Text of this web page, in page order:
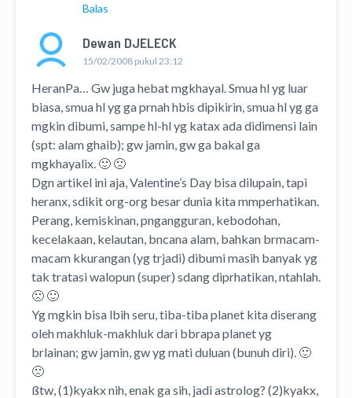
Balas
Dewan DJELECK
15/02/2008 pukul 23:12
HeranPa… Gw juga hebat mgkhayal. Smua hl yg luar
biasa, smua hl yg ga prnah hbis dipikirin, smua hl yg ga
mgkin dibumi, sampe hl-hl yg katax ada didimensi lain
(spt: alam ghaib); gw jamin, gw ga bakal ga
mgkhayalix. 🙂 🙁
Dgn artikel ini aja, Valentine’s Day bisa dilupain, tapi
heranx, sdikit org-org besar dunia kita mmperhatikan.
Perang, kemiskinan, pngangguran, kebodohan,
kecelakaan, kelautan, bncana alam, bahkan brmacam-
macam kkurangan (yg trjadi) dibumi masih banyak yg
tak tratasi walopun (super) sdang diprhatikan, ntahlah.
🙁 🙂
Yg mgkin bisa lbih seru, tiba-tiba planet kita diserang
oleh makhluk-makhluk dari bbrapa planet yg
brlainan; gw jamin, gw yg mati duluan (bunuh diri). 🙂
🙁
ßtw, (1)kyakx nih, enak ga sih, jadi astrolog? (2)kyakx,